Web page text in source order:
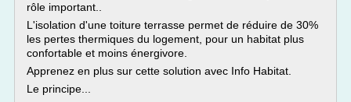
rôle important..
L'isolation d'une toiture terrasse permet de réduire de 30%
les pertes thermiques du logement, pour un habitat plus
confortable et moins énergivore.
Apprenez en plus sur cette solution avec Info Habitat.
Le principe...